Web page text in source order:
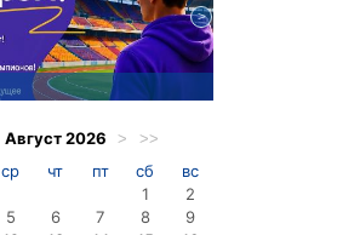
Август2026 > >>
ср чт пт сб
вс
1
2
5 6 7 8
9